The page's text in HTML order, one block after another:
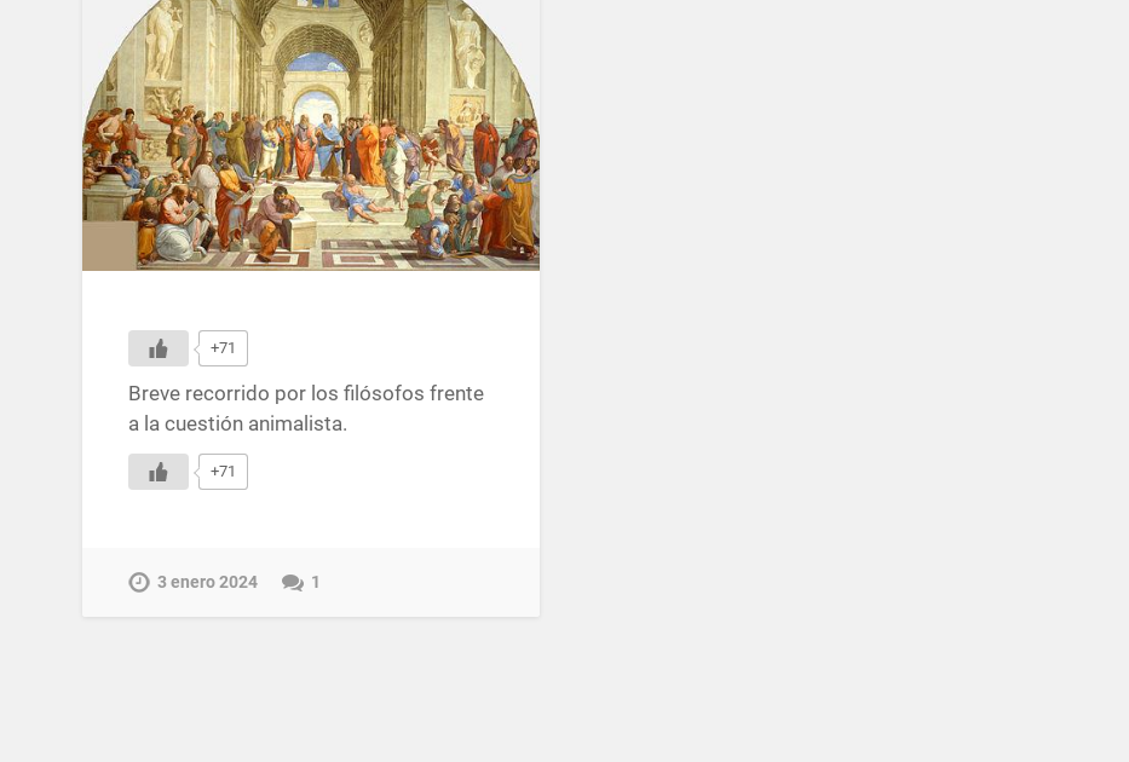
+71
Breve recorrido por los filósofos frente
a la cuestión animalista.
+71
3 enero 2024 1